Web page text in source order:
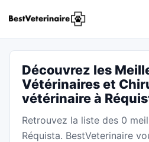
Découvrez les
Vétérinaires et
vétérinaire à
Retrouvez la liste des 0
Réquista. BestVeterinaire